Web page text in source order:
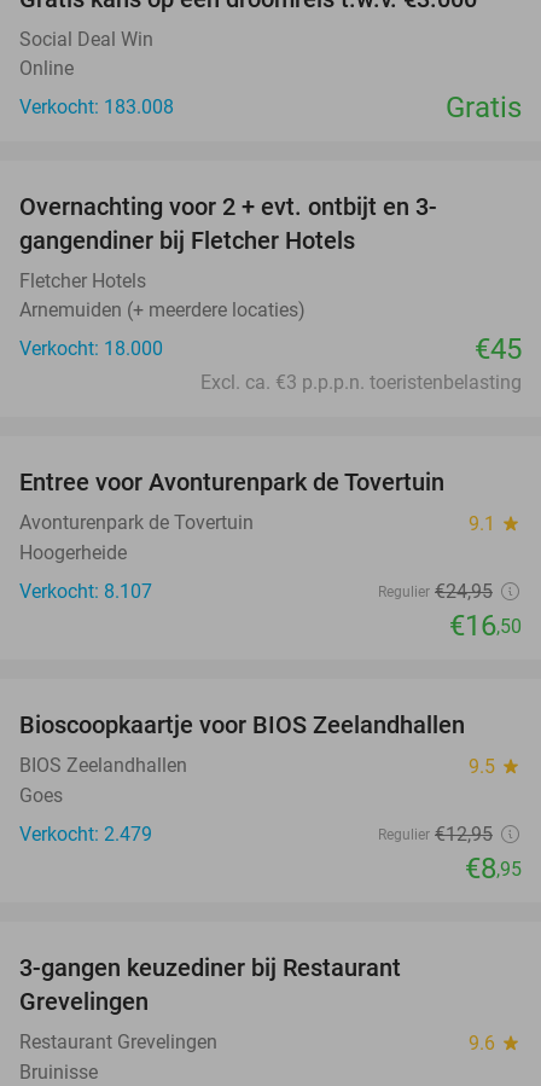
Social Deal Win
Online
Verkocht: 183.008
Gratis
Overnachting voor 2 + evt. ontbijt en 3-
gangendiner bij Fletcher Hotels
Fletcher Hotels
Arnemuiden (+ meerdere locaties)
Verkocht: 18.000
€45
Excl. ca. €3 p.p.p.n. toeristenbelasting
Entree voor Avonturenpark de Tovertuin
Avonturenpark de Tovertuin 9.1 star
Hoogerheide
Verkocht: 8.107
Regulier €24,95
€16,50
Bioscoopkaartje voor BIOS Zeelandhallen
BIOS Zeelandhallen 9.5 star
Goes
Verkocht: 2.479
Regulier €12,95
€8,95
3-gangen keuzediner bij Restaurant
Grevelingen
Restaurant Grevelingen 9.6 star
Bruinisse